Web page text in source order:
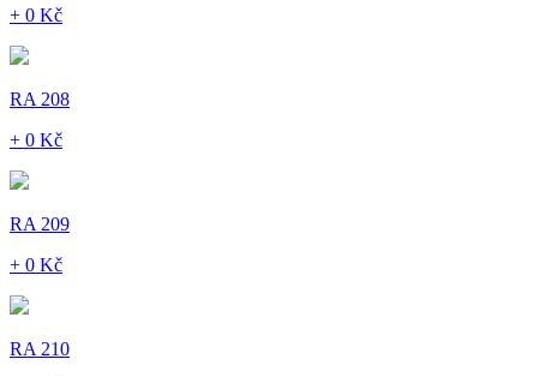
+ 0 Kč
RA 208
+ 0 Kč
RA 209
+ 0 Kč
RA 210